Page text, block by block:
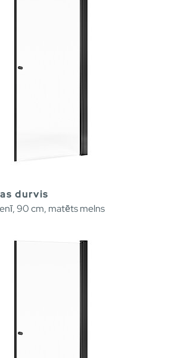
durvis
90 cm, matēts melns